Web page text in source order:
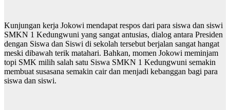
Kunjungan kerja Jokowi mendapat respos dari para siswa dan siswi
SMKN 1 Kedungwuni yang sangat antusias, dialog antara Presiden
dengan Siswa dan Siswi di sekolah tersebut berjalan sangat hangat
meski dibawah terik matahari. Bahkan, momen Jokowi meminjam
topi SMK milih salah satu Siswa SMKN 1 Kedungwuni semakin
membuat susasana semakin cair dan menjadi kebanggan bagi para
siswa dan siswi.